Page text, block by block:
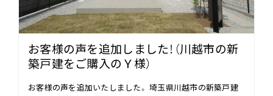
お客様の声を追加しました！（川越市の新
築戸建をご購入のＹ様）
お客様の声を追加いたしました。 埼玉県川越市の新築戸建